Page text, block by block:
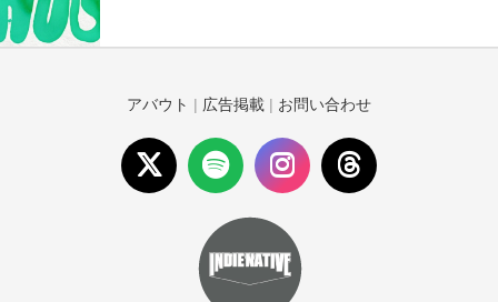
アバウト | 広告掲載 | お問い合わせ